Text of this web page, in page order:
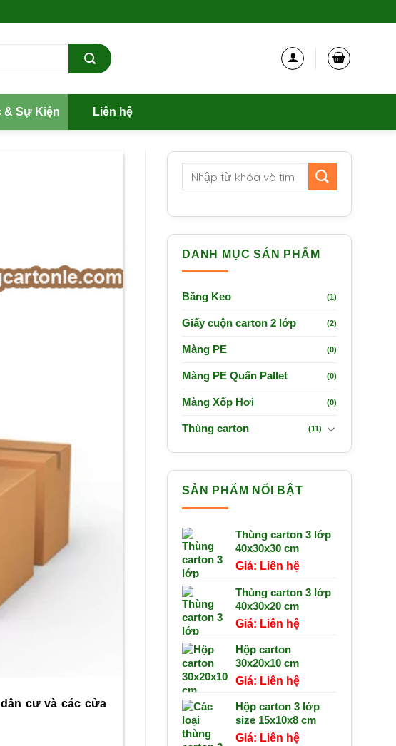
& Sự Kiện Liên hệ
cư và các cửa
DANH MỤC SẢN PHẨM
Băng Keo (1)
Giấy cuộn carton 2 lớp (2)
Màng PE (0)
Màng PE Quấn Pallet (0)
Màng Xốp Hơi (0)
Thùng carton (11)
SẢN PHẨM NỔI BẬT
Thùng carton 3 lớp
40x30x30 cm
Liên hệ
Thùng carton 3 lớp
40x30x20 cm
Liên hệ
Hộp carton
30x20x10 cm
Liên hệ
Hộp carton 3 lớp
size 15x10x8 cm
Liên hệ